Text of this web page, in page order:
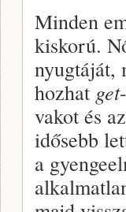
Minden
kiskorú.
nyugtáját,
hozhat get
vakot és
idősebb
a